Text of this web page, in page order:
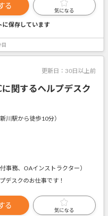
る
気になる
に保存しています
目
更新日： 30日以上前
に関するヘルプデスク
川駅から徒歩10分）
事務、OAインストラクター）
デスクのお仕事です！
る
気になる